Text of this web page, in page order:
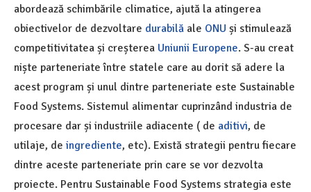
abordează schimbările climatice, ajută la atingerea
obiectivelor de dezvoltare durabilă ale ONU și stimulează
competitivitatea și creșterea Uniunii Europene. S-au creat
niște parteneriate între statele care au dorit să adere la
acest program și unul dintre parteneriate este Sustainable
Food Systems. Sistemul alimentar cuprinzând industria de
procesare dar și industriile adiacente ( de aditivi, de
utilaje, de ingrediente, etc). Există strategii pentru fiecare
dintre aceste parteneriate prin care se vor dezvolta
proiecte. Pentru Sustainable Food Systems strategia este